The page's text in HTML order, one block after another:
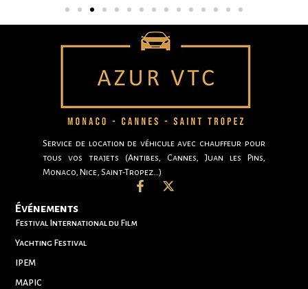
Service de location de véhicule avec chauffeur pour
tous vos trajets (Antibes, Cannes, Juan les Pins,
Monaco, Nice, Saint-Tropez…)
Événements
Festival International du Film
Yachting Festival
IPEM
MAPIC